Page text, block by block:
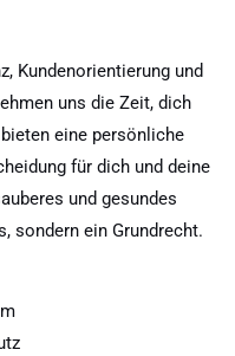
Kundenorientierung und
uns die Zeit, dich
eine persönliche
für dich und deine
und gesundes
sondern ein Grundrecht.